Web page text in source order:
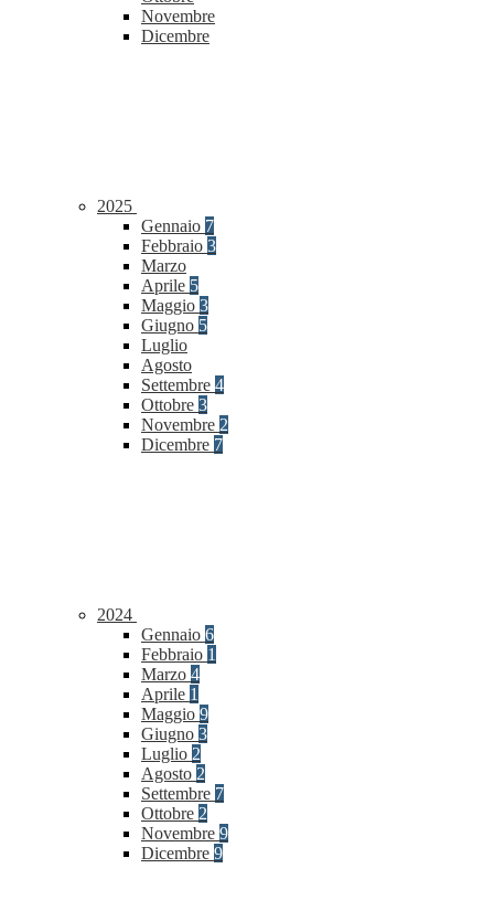
Novembre
Dicembre
2025
Gennaio 7
Febbraio 3
Marzo
Aprile 5
Maggio 3
Giugno 5
Luglio
Agosto
Settembre 4
Ottobre 3
Novembre 2
Dicembre 7
2024
Gennaio 6
Febbraio 1
Marzo 4
Aprile 1
Maggio 9
Giugno 3
Luglio 2
Agosto 2
Settembre 7
Ottobre 2
Novembre 9
Dicembre 9